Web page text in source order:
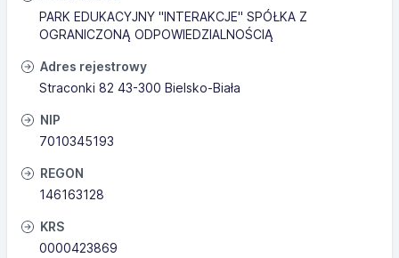
PARK EDUKACYJNY "INTERAKCJE" SPÓŁKA Z
OGRANICZONĄ ODPOWIEDZIALNOŚCIĄ
Adres rejestrowy
Straconki 82 43-300 Bielsko-Biała
NIP
7010345193
REGON
146163128
KRS
0000423869